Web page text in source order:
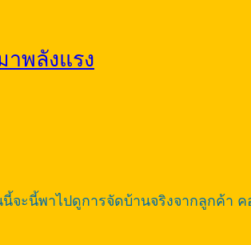
พลังแรง
จะนี้พาไปดูการจัดบ้านจริงจากลูกค้า